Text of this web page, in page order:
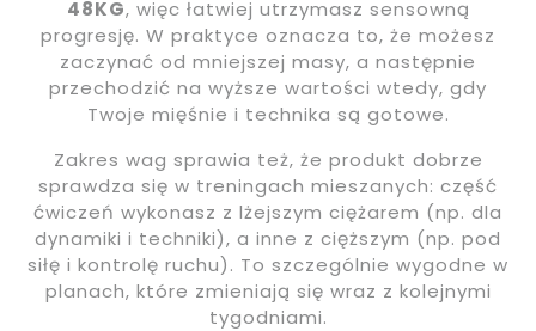
48KG, więc łatwiej utrzymasz sensowną
progresję. W praktyce oznacza to, że możesz
zaczynać od mniejszej masy, a następnie
przechodzić na wyższe wartości wtedy, gdy
Twoje mięśnie i technika są gotowe.
Zakres wag sprawia też, że produkt dobrze
sprawdza się w treningach mieszanych: część
ćwiczeń wykonasz z lżejszym ciężarem (np. dla
dynamiki i techniki), a inne z cięższym (np. pod
siłę i kontrolę ruchu). To szczególnie wygodne w
planach, które zmieniają się wraz z kolejnymi
tygodniami.